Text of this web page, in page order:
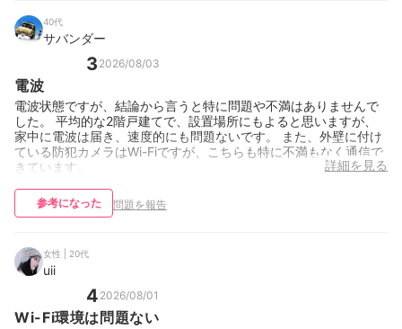
40代
サバンダー
3 2026/08/03
電波
電波状態ですが、結論から言うと特に問題や不満はありませんで
した。 平均的な2階戸建てで、設置場所にもよると思いますが、
家中に電波は届き、速度的にも問題ないです。 また、外壁に付け
ている防犯カメラはWi-Fiですが、こちらも特に不満もなく通信で
きています。
詳細を見る
参考になった 問題を報告
女性 | 20代
uii
4 2026/08/01
Wi-Fi環境は問題ない